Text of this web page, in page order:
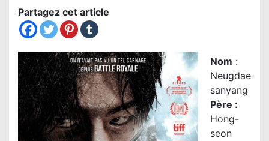
Partagez cet article
Nom :
Neugdae
sanyang
Père :
Hong-
seon